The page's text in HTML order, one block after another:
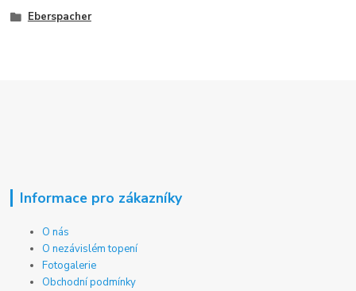
Eberspacher
Informace pro zákazníky
O nás
O nezávislém topení
Fotogalerie
Obchodní podmínky